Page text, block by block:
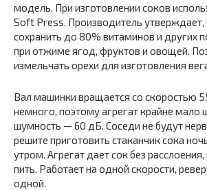
модель. При изготовлении соков
Soft Press. Производитель утверждает,
сохранить до 80% витаминов и других
при отжиме ягод, фруктов и овощей.
измельчать орехи для изготовления
Вал машинки вращается со скоростью
немного, поэтому агрегат крайне мало
шумность — 60 дБ. Соседи не будут
решите приготовить стаканчик сока
утром. Агрегат дает сок без
пить. Работает на одной скорости,
одной.